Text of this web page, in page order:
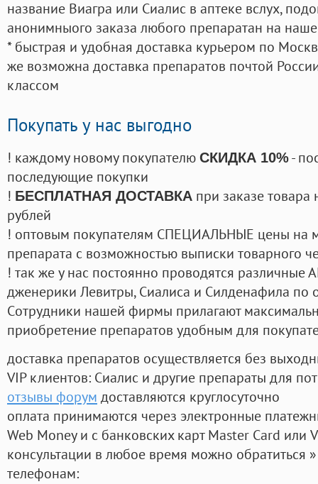
название Виагра или Сиалис в аптеке вслух,
анонимныого заказа любого препаратан на
* быстрая и удобная доставка курьером по
же возможна доставка препаратов почтой
классом
Покупать у нас выгодно
! каждому новому покупателю СКИДКА 10%-
последующие покупки
! БЕСПЛАТНАЯ ДОСТАВКА при заказе
рублей
! оптовым покупателям СПЕЦИАЛЬНЫЕ цены на
препарата с возможностью выписки товарного
! так же у нас постоянно проводятся
дженерики Левитры, Сиалиса и Силденафила по
Cотрудники нашей фирмы прилагают
приобретение препаратов удобным для
доставка препаратов осуществляется без
VIP клиентов: Сиалис и другие препараты для
отзывы форум доставляются круглосуточно
оплата принимаются через электронные
Web Money и с банковских карт Master Card или
консультации в любое время можно обратиться
телефонам: